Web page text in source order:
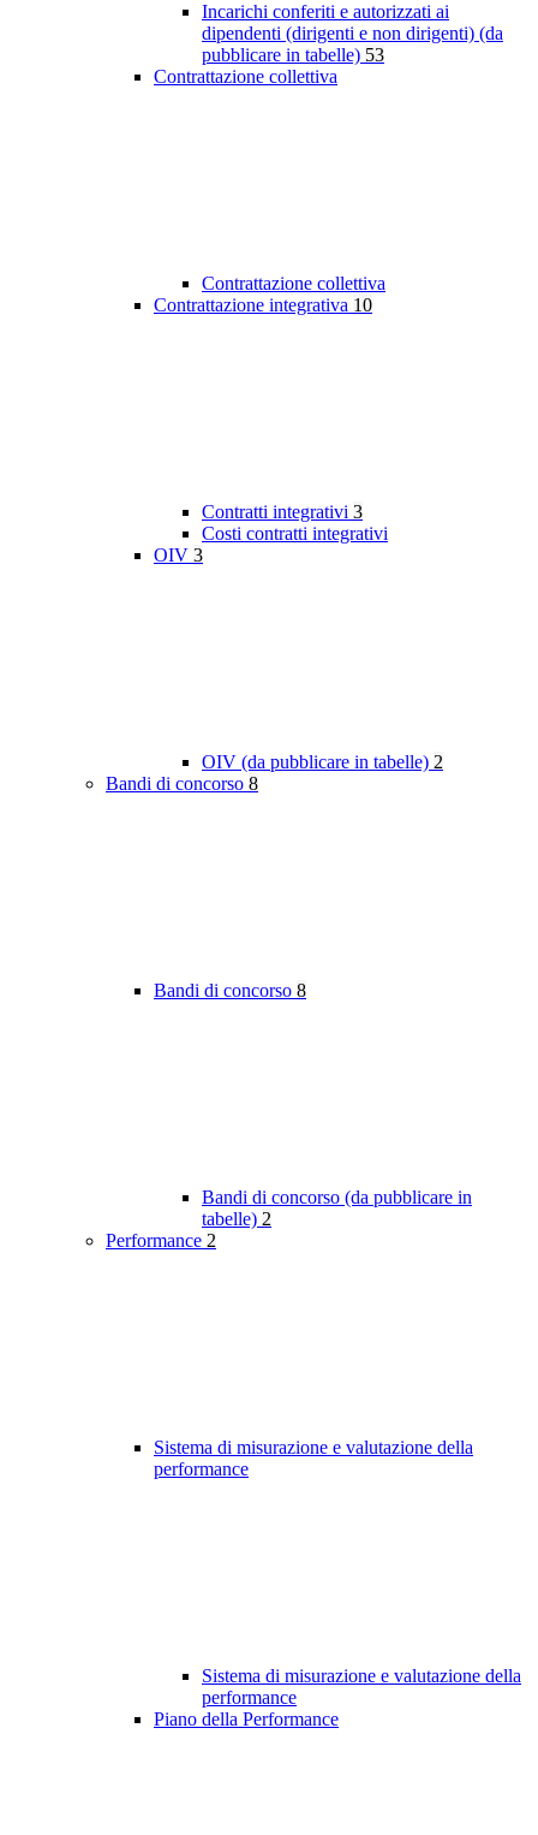
Incarichi conferiti e autorizzati ai
dipendenti (dirigenti e non dirigenti) (da
pubblicare in tabelle) 53
Contrattazione collettiva
Contrattazione collettiva
Contrattazione integrativa 10
Contratti integrativi 3
Costi contratti integrativi
OIV 3
OIV (da pubblicare in tabelle) 2
Bandi di concorso 8
Bandi di concorso 8
Bandi di concorso (da pubblicare in
tabelle) 2
Performance 2
Sistema di misurazione e valutazione della
performance
Sistema di misurazione e valutazione della
performance
Piano della Performance